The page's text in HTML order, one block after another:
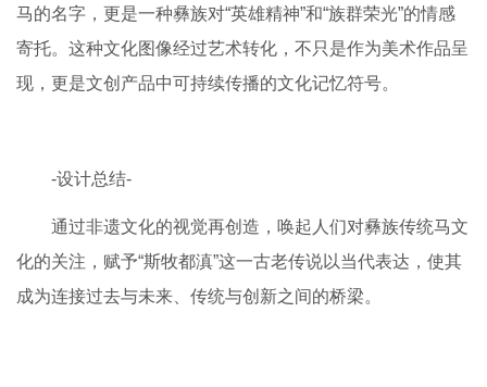
马的名字，更是一种彝族对“英雄精神”和“族群荣光”的情感
寄托。这种文化图像经过艺术转化，不只是作为美术作品呈
现，更是文创产品中可持续传播的文化记忆符号。
-设计总结-
通过非遗文化的视觉再创造，唤起人们对彝族传统马文
化的关注，赋予“斯牧都滇”这一古老传说以当代表达，使其
成为连接过去与未来、传统与创新之间的桥梁。